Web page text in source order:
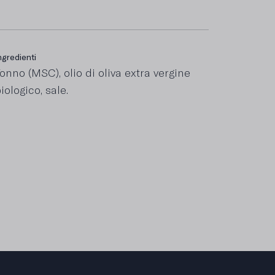
(MSC), olio di oliva extra vergine
sale.
cui grassi saturi
g